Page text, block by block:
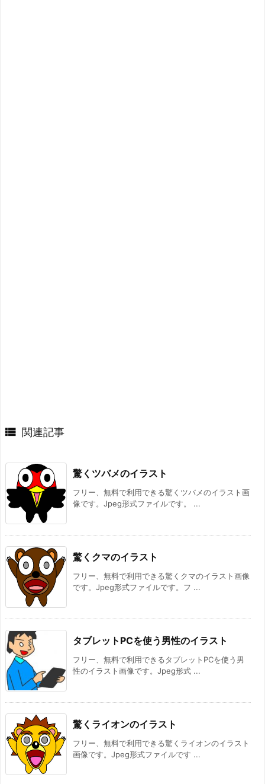
 関連記事
驚くツバメのイラスト
フリー、無料で利用できる驚くツバメのイラスト画
像です。Jpeg形式ファイルです。 ...
驚くクマのイラスト
フリー、無料で利用できる驚くクマのイラスト画像
です。Jpeg形式ファイルです。フ ...
タブレットPCを使う男性のイラスト
フリー、無料で利用できるタブレットPCを使う男
性のイラスト画像です。Jpeg形式 ...
驚くライオンのイラスト
フリー、無料で利用できる驚くライオンのイラスト
画像です。Jpeg形式ファイルです ...